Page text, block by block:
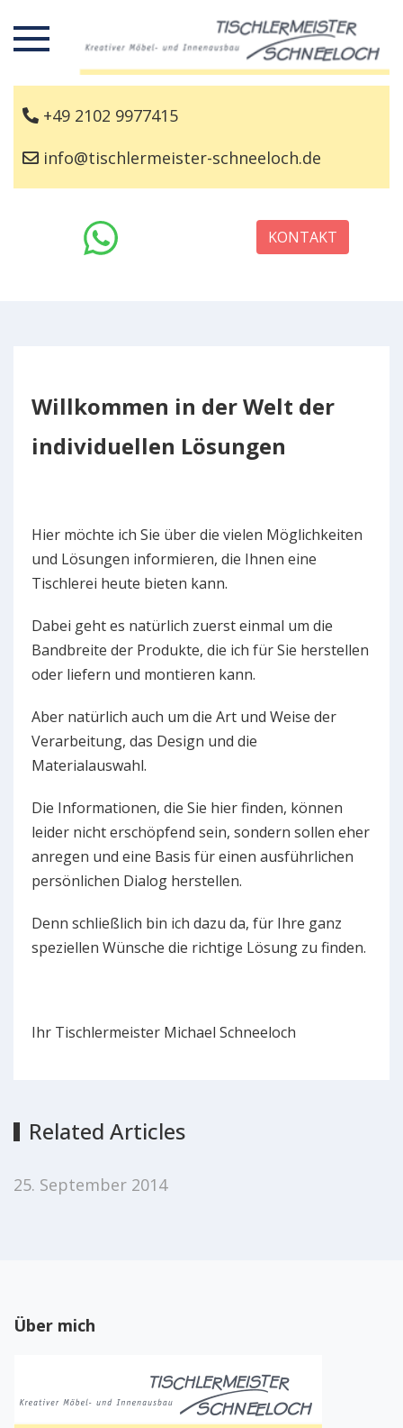
+49 2102 9977415
info@tischlermeister-schneeloch.de
KONTAKT
Willkommen in der Welt der
individuellen Lösungen
Hier möchte ich Sie über die vielen Möglichkeiten
und Lösungen informieren, die Ihnen eine
Tischlerei heute bieten kann.
Dabei geht es natürlich zuerst einmal um die
Bandbreite der Produkte, die ich für Sie herstellen
oder liefern und montieren kann.
Aber natürlich auch um die Art und Weise der
Verarbeitung, das Design und die
Materialauswahl.
Die Informationen, die Sie hier finden, können
leider nicht erschöpfend sein, sondern sollen eher
anregen und eine Basis für einen ausführlichen
persönlichen Dialog herstellen.
Denn schließlich bin ich dazu da, für Ihre ganz
speziellen Wünsche die richtige Lösung zu finden.
Ihr Tischlermeister Michael Schneeloch
Related Articles
25. September 2014
Über mich